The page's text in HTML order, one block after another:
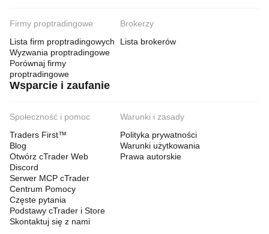
Firmy proptradingowe
Lista firm proptradingowych
Wyzwania proptradingowe
Porównaj firmy
proptradingowe
Brokerzy
Lista brokerów
Wsparcie i zaufanie
Społeczność i pomoc
Traders First™
Blog
Otwórz cTrader Web
Discord
Serwer MCP cTrader
Centrum Pomocy
Częste pytania
Podstawy cTrader i Store
Skontaktuj się z nami
Warunki i zasady
Polityka prywatności
Warunki użytkowania
Prawa autorskie